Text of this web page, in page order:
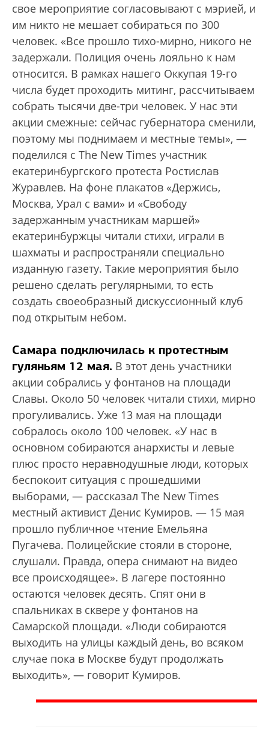
свое мероприятие согласовывают с мэрией, и
им никто не мешает собираться по 300
человек. «Все прошло тихо-мирно, никого не
задержали. Полиция очень лояльно к нам
относится. В рамках нашего Оккупая 19-го
числа будет проходить митинг, рассчитываем
собрать тысячи две-три человек. У нас эти
акции смежные: сейчас губернатора сменили,
поэтому мы поднимаем и местные темы», —
поделился с The New Times участник
екатеринбургского протеста Ростислав
Журавлев. На фоне плакатов «Держись,
Москва, Урал с вами» и «Свободу
задержанным участникам маршей»
екатеринбуржцы читали стихи, играли в
шахматы и распространяли специально
изданную газету. Такие мероприятия было
решено сделать регулярными, то есть
создать своеобразный дискуссионный клуб
под открытым небом.
Самара подключилась к протестным
гуляньям 12 мая. В этот день участники
акции собрались у фонтанов на площади
Славы. Около 50 человек читали стихи, мирно
прогуливались. Уже 13 мая на площади
собралось около 100 человек. «У нас в
основном собираются анархисты и левые
плюс просто неравнодушные люди, которых
беспокоит ситуация с прошедшими
выборами, — рассказал Тhe New Times
местный активист Денис Кумиров. — 15 мая
прошло публичное чтение Емельяна
Пугачева. Полицейские стояли в стороне,
слушали. Правда, опера снимают на видео
все происходящее». В лагере постоянно
остаются человек десять. Спят они в
спальниках в сквере у фонтанов на
Самарской площади. «Люди собираются
выходить на улицы каждый день, во всяком
случае пока в Москве будут продолжать
выходить», — говорит Кумиров.